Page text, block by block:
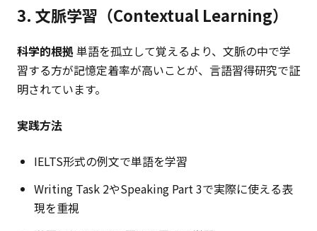
3. 文脈学習（Contextual Learning）
科学的根拠単語を孤立して覚えるより、文脈の中で学
習する方が記憶定着率が高いことが、言語習得研究で証
明されています。
実践方法
IELTS形式の例文で単語を学習
Writing Task 2やSpeaking Part 3で実際に使える表
現を重視